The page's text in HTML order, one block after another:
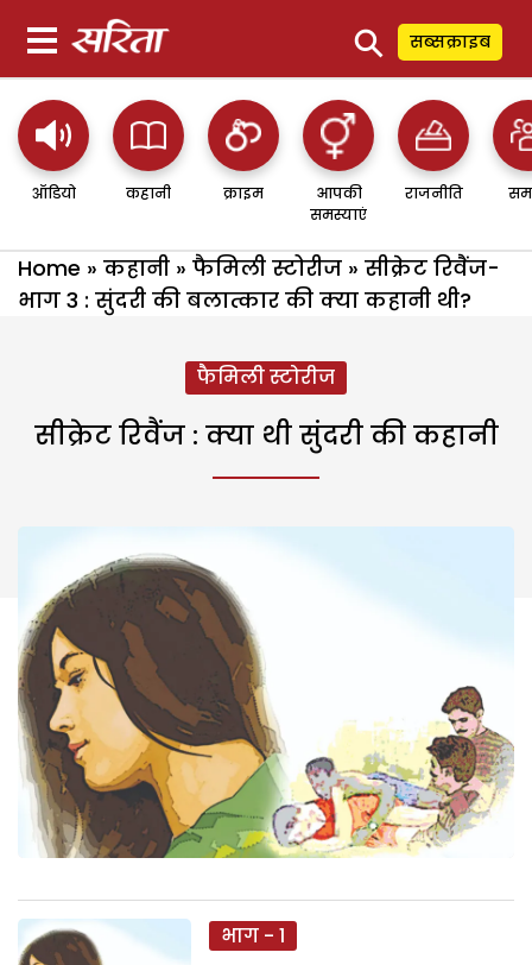
⚲ सब्सक्राइब
ऑडियो कहानी क्राइम
आपकी
समस्याएं
राजनीति
Home » कहानी » फैमिली स्टोरीज » सीक्रेट रिवैंज-
भाग 3 : सुंदरी की बलात्कार की क्या कहानी थी?
फैमिली स्टोरीज
सीक्रेट रिवैंज : क्या थी सुंदरी की कहानी
भाग - 1